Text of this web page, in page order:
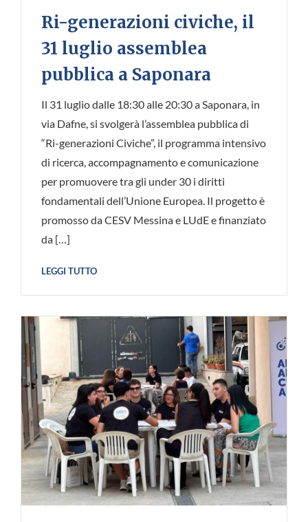
Ri-generazioni civiche, il
31 luglio assemblea
pubblica a Saponara
Il 31 luglio dalle 18:30 alle 20:30 a Saponara, in
via Dafne, si svolgerà l’assemblea pubblica di
“Ri-generazioni Civiche”, il programma intensivo
di ricerca, accompagnamento e comunicazione
per promuovere tra gli under 30 i diritti
fondamentali dell’Unione Europea. Il progetto è
promosso da CESV Messina e LUdE e finanziato
da […]
LEGGI TUTTO